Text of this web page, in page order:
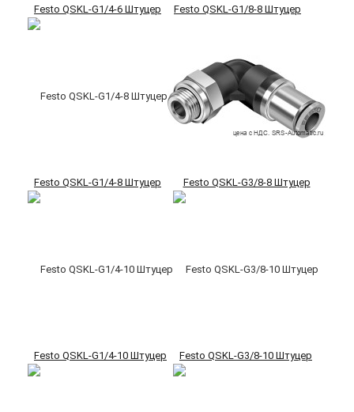
Festo QSKL-G1/4-6 Штуцер Festo QSKL-G1/8-8 Штуцер
Festo QSKL-G1/4-8 Штуцер Festo QSKL-G3/8-8 Штуцер
Festo QSKL-G1/4-10 Штуцер Festo QSKL-G3/8-10 Штуцер